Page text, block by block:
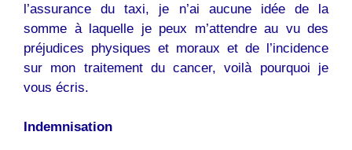
l’assurance du taxi, je n’ai aucune idée de la
somme à laquelle je peux m’attendre au vu des
préjudices physiques et moraux et de l’incidence
sur mon traitement du cancer, voilà pourquoi je
vous écris.
Indemnisation